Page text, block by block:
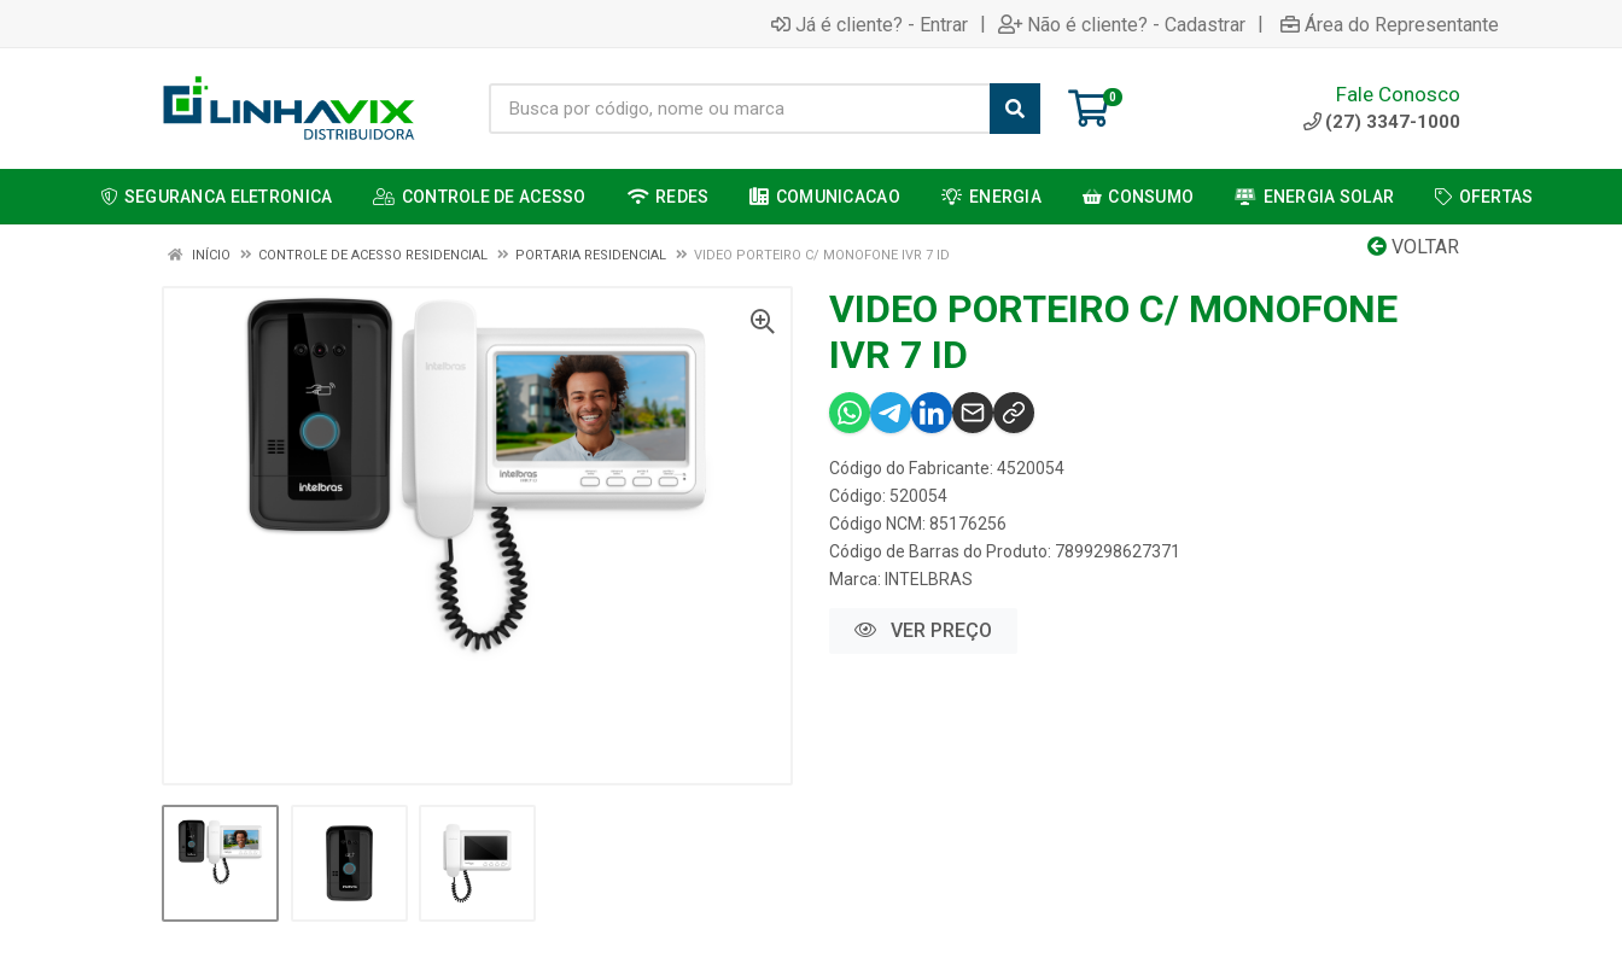
Já é cliente? - Entrar | Não é cliente? - Cadastrar | Área do Representante
0 Fale Conosco
(27) 3347-1000
SEGURANCA ELETRONICA CONTROLE DE ACESSO REDES COMUNICACAO ENERGIA CONSUMO ENERGIA SOLAR OFERTAS
VOLTAR
INÍCIO CONTROLE DE ACESSO RESIDENCIAL PORTARIA RESIDENCIAL VIDEO PORTEIRO C/ MONOFONE IVR 7 ID
VIDEO PORTEIRO C/ MONOFONE
IVR 7 ID
Código do Fabricante: 4520054
Código: 520054
Código NCM: 85176256
Código de Barras do Produto: 7899298627371
Marca: INTELBRAS
VER PREÇO